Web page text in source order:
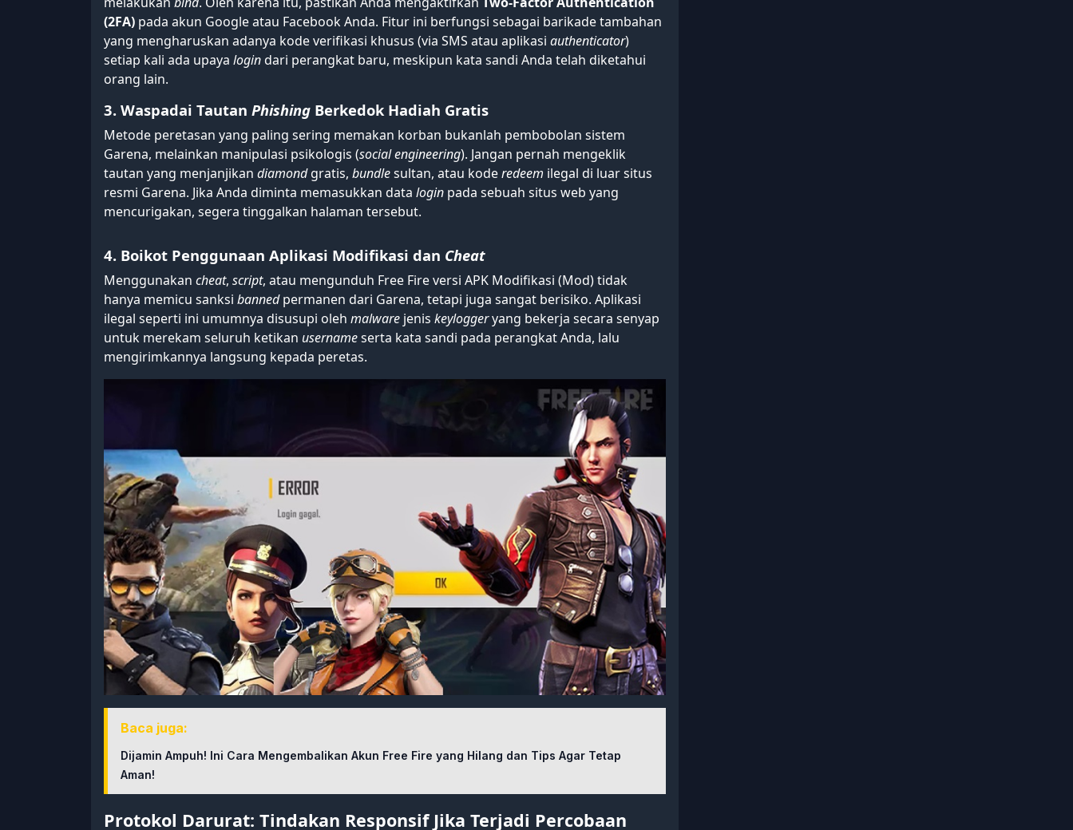
(2FA) pada akun Google atau Facebook Anda. Fitur ini berfungsi sebagai barikade tambahan
yang mengharuskan adanya kode verifikasi khusus (via SMS atau aplikasi authenticator)
setiap kali ada upaya logindari perangkat baru, meskipun kata sandi Anda telah diketahui
orang lain.
3. Waspadai Tautan Phishing Berkedok Hadiah Gratis
Metode peretasan yang paling sering memakan korban bukanlah pembobolan sistem
Garena, melainkan manipulasi psikologis (social engineering). Jangan pernah mengeklik
tautan yang menjanjikan diamondgratis, bundlesultan, atau koderedeem ilegal di luar situs
resmi Garena. Jika Anda diminta memasukkan data login pada sebuah situs web yang
mencurigakan, segera tinggalkan halaman tersebut.
4. Boikot Penggunaan Aplikasi Modifikasi dan Cheat
Menggunakan cheat, script, atau mengunduh Free Fire versi APK Modifikasi (Mod) tidak
hanya memicu sanksi bannedpermanen dari Garena, tetapi juga sangat berisiko. Aplikasi
ilegal seperti ini umumnya disusupi oleh malware jenis keyloggeryang bekerja secara senyap
untuk merekam seluruh ketikan usernameserta kata sandi pada perangkat Anda, lalu
mengirimkannya langsung kepada peretas.
Baca juga:
Dijamin Ampuh! Ini Cara Mengembalikan Akun Free Fire yang Hilang dan Tips Agar Tetap
Aman!
Protokol Darurat: Tindakan Responsif Jika Terjadi Percobaan